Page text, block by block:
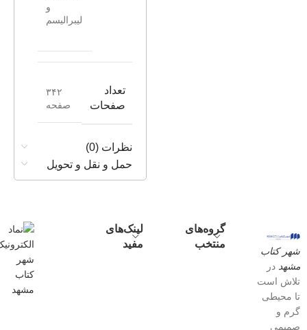
و
لیبرالیسم
تعداد
صفحات
۳۴۲
صفحه
نظرات (0)
حمل و نقل و تحویل
شهر کتاب
مشهد در
تلاش است
تا محیطی
گرم و
صمیمی
گروه‌های
منتخب
لینک‌های
مفید